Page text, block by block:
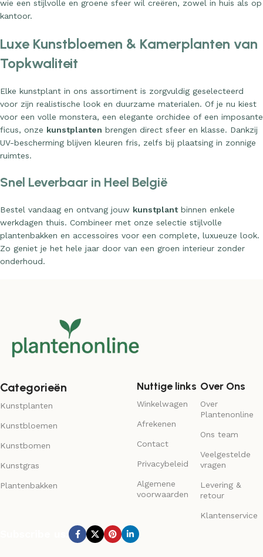
wie een stijlvolle en groene sfeer wil creëren, zowel in huis als op
kantoor.
Luxe Kunstbloemen & Kamerplanten van
Topkwaliteit
Elke kunstplant in ons assortiment is zorgvuldig geselecteerd
voor zijn realistische look en duurzame materialen. Of je nu kiest
voor een volle monstera, een elegante orchidee of een imposante
ficus, onze kunstplanten brengen direct sfeer en klasse. Dankzij
UV-bescherming blijven kleuren fris, zelfs bij plaatsing in zonnige
ruimtes.
Snel Leverbaar in Heel België
Bestel vandaag en ontvang jouw kunstplantbinnen enkele
werkdagen thuis. Combineer met onze selectie stijlvolle
plantenbakken en accessoires voor een complete, luxueuze look.
Zo geniet je het hele jaar door van een groen interieur zonder
onderhoud.
Categorieën
Kunstplanten
Kunstbloemen
Kunstbomen
Kunstgras
Plantenbakken
Nuttige links
Winkelwagen
Afrekenen
Contact
Privacybeleid
Algemene
voorwaarden
Over Ons
Over
Plantenonline
Ons team
Veelgestelde
vragen
Levering &
retour
Klantenservice